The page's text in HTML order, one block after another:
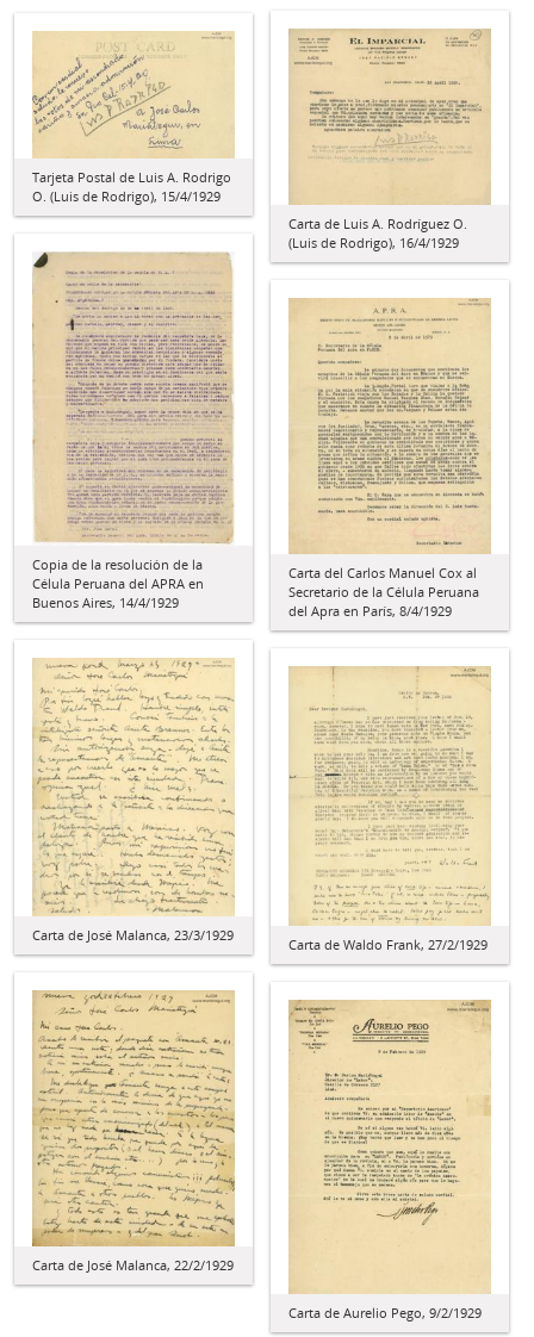
Carta de Luis A. Rodríguez O.
(Luis de Rodrigo), 16/4/1929
Tarjeta Postal de Luis A. Rodrigo
O. (Luis de Rodrigo), 15/4/1929
Copia de la resolución de la
Célula Peruana del APRA en
Buenos Aires, 14/4/1929
Carta del Carlos Manuel Cox al
Secretario de la Célula Peruana
del Apra en París, 8/4/1929
Carta de José Malanca, 23/3/1929
Carta de Waldo Frank, 27/2/1929
Carta de José Malanca, 22/2/1929
Carta de Aurelio Pego, 9/2/1929